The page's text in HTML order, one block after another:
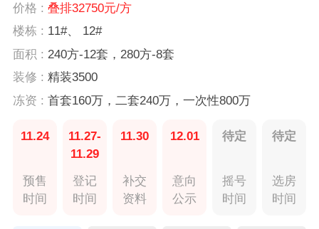
价格 : 叠排32750元/方
楼栋 : 11#、 12#
面积 : 240方-12套，280方-8套
装修 : 精装3500
冻资 : 首套160万，二套240万，一次性800万
11.24
预售
时间
11.27-
11.29
登记
时间
11.30
补交
资料
12.01
意向
公示
待定
摇号
时间
待定
选房
时间